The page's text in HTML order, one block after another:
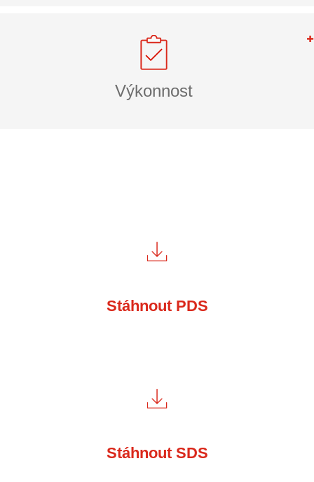
Výkonnost
Stáhnout PDS
Stáhnout SDS